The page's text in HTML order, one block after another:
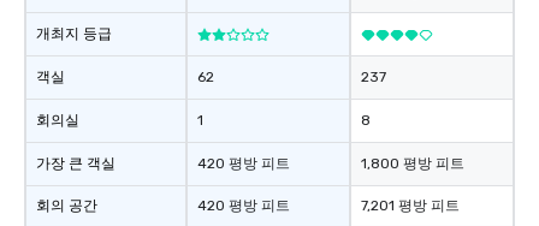
개최지 등급
객실
회의실
가장 큰 객실
회의 공간
62
1
420 평방 피트
420 평방 피트
237
8
1,800 평방 피트
7,201 평방 피트